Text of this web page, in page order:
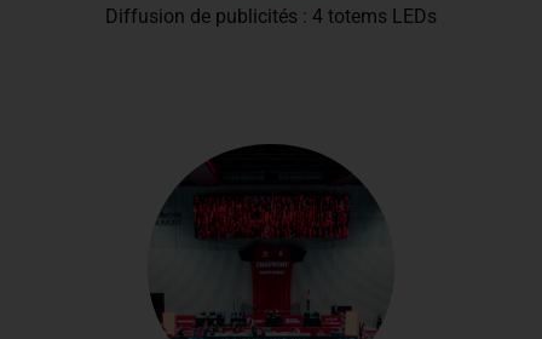
Diffusion de publicités : 4 totems LEDs